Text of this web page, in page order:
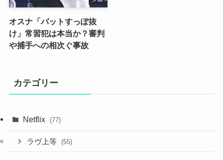
オスナ「バットすっぽ抜
け」常習犯は本当か？審判
や捕手への相次ぐ事故
カテゴリー
Netflix (77)
ラヴ上等 (55)